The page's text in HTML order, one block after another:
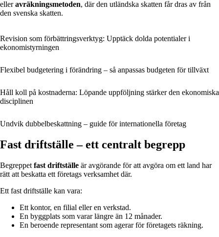
elleravräkningsmetoden, där den utländska skatten får dras av från
den svenska skatten.
Revision som förbättringsverktyg: Upptäck dolda potentialer i
ekonomistyrningen
Flexibel budgetering i förändring – så anpassas budgeten för tillväxt
Håll koll på kostnaderna: Löpande uppföljning stärker den ekonomiska
disciplinen
Undvik dubbelbeskattning – guide för internationella företag
Fast driftställe – ett centralt begrepp
Begreppet fast driftställe är avgörande för att avgöra om ett land har
rätt att beskatta ett företags verksamhet där.
Ett fast driftställe kan vara:
Ett kontor, en filial eller en verkstad.
En byggplats som varar längre än 12 månader.
En beroende representant som agerar för företagets räkning.